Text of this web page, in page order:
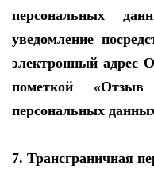
персональных
уведомление
электронный адрес
пометкой
персональных
7. Трансграничная